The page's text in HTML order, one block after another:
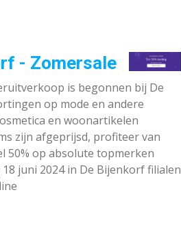
- Zomersale
is begonnen bij De
op mode en andere
en woonartikelen
zijn afgeprijsd, profiteer van
50% op absolute topmerken
juni 2024 in De Bijenkorf filialen